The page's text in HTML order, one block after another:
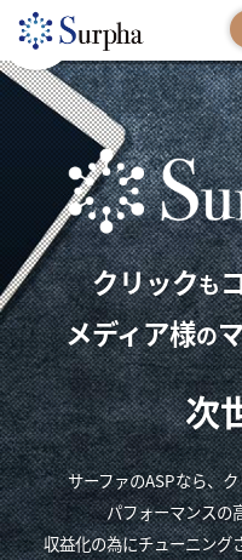
クリックも
メディア様の
次
サーファのASPなら、
パフォーマンスの
収益化の為にチューニング